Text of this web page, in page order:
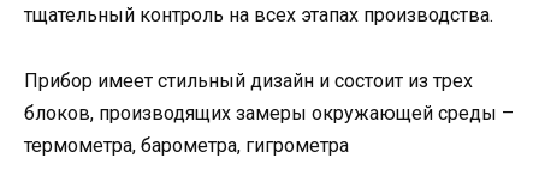
тщательный контроль на всех этапах производства.
Прибор имеет стильный дизайн и состоит из трех
блоков, производящих замеры окружающей среды –
термометра, барометра, гигрометра